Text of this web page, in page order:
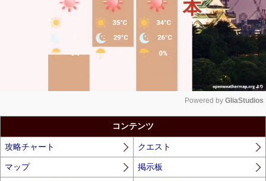
Powered by GliaStudios
コンテンツ
攻略チャート クエスト
マップ 掲示板